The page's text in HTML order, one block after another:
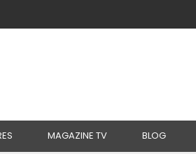
MAGAZINE TV BLOG